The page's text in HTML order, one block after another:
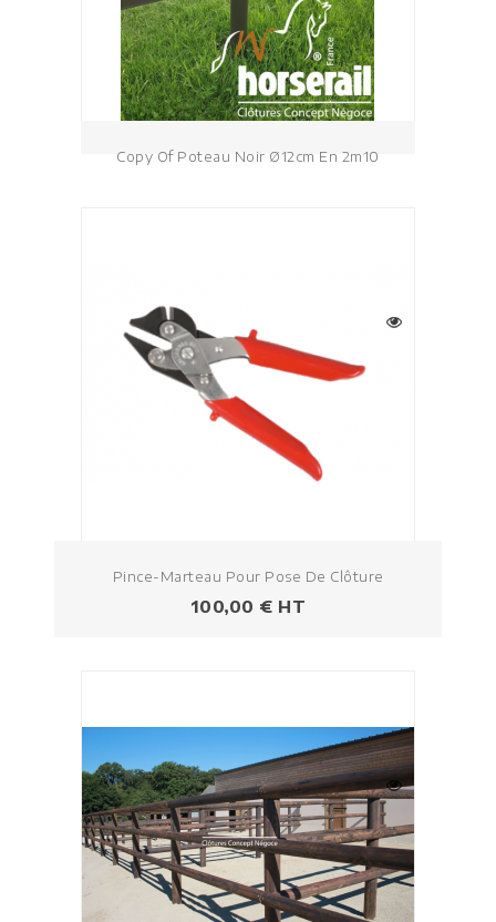
Copy Of Poteau Noir Ø12cm En 2m10
Pince-Marteau Pour Pose De Clôture
Prezzo
100,00 € HT